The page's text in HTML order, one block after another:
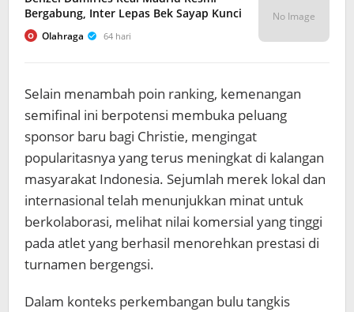
Bergabung, Inter Lepas Bek Sayap Kunci
O Olahraga 64 hari
No Image
Selain menambah poin ranking, kemenangan
semifinal ini berpotensi membuka peluang
sponsor baru bagi Christie, mengingat
popularitasnya yang terus meningkat di kalangan
masyarakat Indonesia. Sejumlah merek lokal dan
internasional telah menunjukkan minat untuk
berkolaborasi, melihat nilai komersial yang tinggi
pada atlet yang berhasil menorehkan prestasi di
turnamen bergengsi.
Dalam konteks perkembangan bulu tangkis